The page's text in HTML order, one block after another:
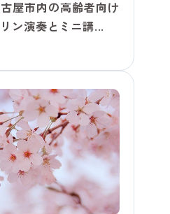
屋市内の高齢者向け
ン演奏とミニ講...